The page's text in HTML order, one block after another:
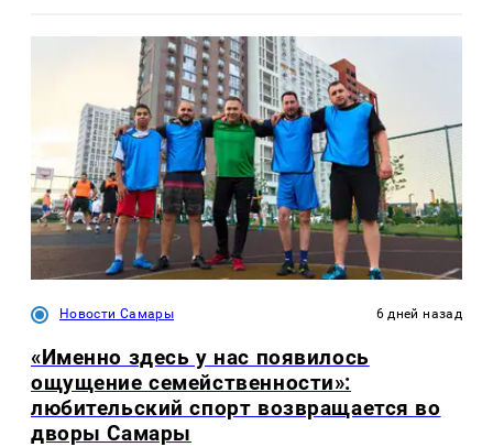
Новости Самары 6 дней назад
«Именно здесь у нас появилось
ощущение семейственности»:
любительский спорт возвращается во
дворы Самары